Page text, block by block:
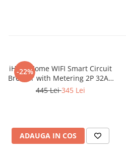
-22%
iHunt Home WIFI Smart Circuit
Breaker with Metering 2P 32A -
Siguranta automata inteligenta
445 Lei345 Lei
ADAUGA IN COS